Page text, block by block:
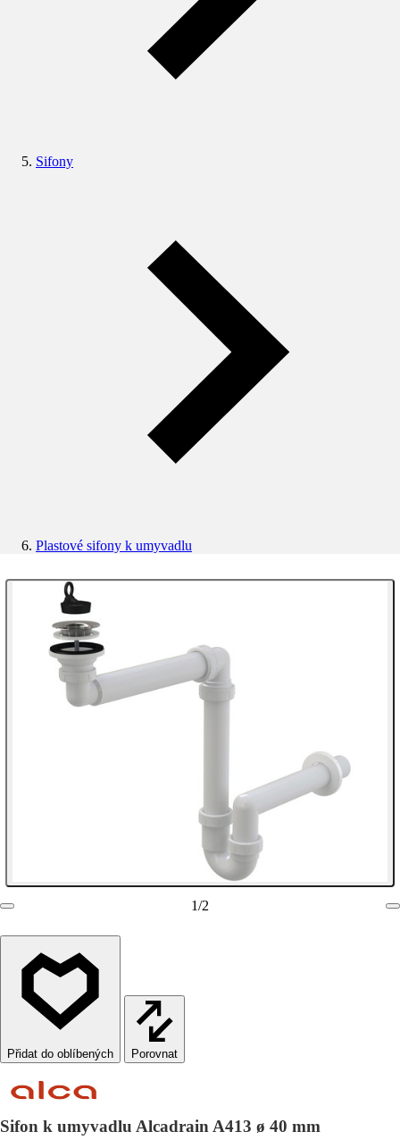
Sifony
Plastové sifony k umyvadlu
1/2
Porovnat
Sifon k umyvadlu Alcadrain A413 ø 40 mm